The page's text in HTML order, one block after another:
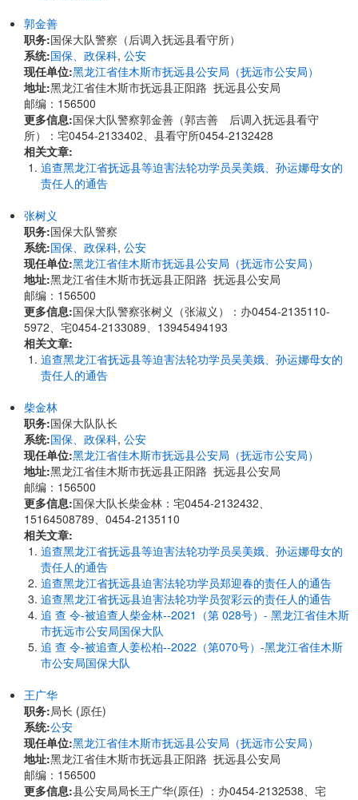
郭金善
职务:国保大队警察（后调入抚远县看守所）
系统:国保、政保科, 公安
现任单位:黑龙江省佳木斯市抚远县公安局（抚远市公安局）
地址:黑龙江省佳木斯市抚远县正阳路 抚远县公安局
邮编：156500
更多信息:国保大队警察郭金善（郭吉善 后调入抚远县看守
所）：宅0454-2133402、县看守所0454-2132428
相关文章:
追查黑龙江省抚远县等迫害法轮功学员吴美娥、孙运娜母女的
责任人的通告
张树义
职务:国保大队警察
系统:国保、政保科, 公安
现任单位:黑龙江省佳木斯市抚远县公安局（抚远市公安局）
地址:黑龙江省佳木斯市抚远县正阳路 抚远县公安局
邮编：156500
更多信息:国保大队警察张树义（张淑义）：办0454-2135110-
5972、宅0454-2133089、13945494193
相关文章:
追查黑龙江省抚远县等迫害法轮功学员吴美娥、孙运娜母女的
责任人的通告
柴金林
职务:国保大队队长
系统:国保、政保科, 公安
现任单位:黑龙江省佳木斯市抚远县公安局（抚远市公安局）
地址:黑龙江省佳木斯市抚远县正阳路 抚远县公安局
邮编：156500
更多信息:国保大队长柴金林：宅0454-2132432、
15164508789、0454-2135110
相关文章:
追查黑龙江省抚远县等迫害法轮功学员吴美娥、孙运娜母女的
责任人的通告
追查黑龙江省抚远县迫害法轮功学员郑迎春的责任人的通告
追查黑龙江省抚远县迫害法轮功学员贺彩云的责任人的通告
追 查 令-被追查人柴金林--2021（第 028号）- 黑龙江省佳木斯
市抚远市公安局国保大队
追 查 令-被追查人姜松柏--2022（第070号）-黑龙江省佳木斯
市公安局国保大队
王广华
职务:局长 (原任)
系统:公安
现任单位:黑龙江省佳木斯市抚远县公安局（抚远市公安局）
地址:黑龙江省佳木斯市抚远县正阳路 抚远县公安局
邮编：156500
更多信息:县公安局局长王广华(原任) ：办0454-2132538、宅